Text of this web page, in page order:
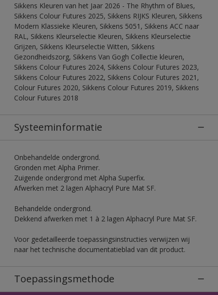
Sikkens Kleuren van het Jaar 2026 - The Rhythm of Blues,
Sikkens Colour Futures 2025, Sikkens RIJKS Kleuren, Sikkens
Modern Klassieke Kleuren, Sikkens 5051, Sikkens ACC naar
RAL, Sikkens Kleurselectie Kleuren, Sikkens Kleurselectie
Grijzen, Sikkens Kleurselectie Witten, Sikkens
Gezondheidszorg, Sikkens Van Gogh Collectie kleuren,
Sikkens Colour Futures 2024, Sikkens Colour Futures 2023,
Sikkens Colour Futures 2022, Sikkens Colour Futures 2021,
Colour Futures 2020, Sikkens Colour Futures 2019, Sikkens
Colour Futures 2018
Systeeminformatie
Onbehandelde ondergrond.
Gronden met Alpha Primer.
Zuigende ondergrond met Alpha Superfix.
Afwerken met 2 lagen Alphacryl Pure Mat SF.
Behandelde ondergrond.
Dekkend afwerken met 1 à 2 lagen Alphacryl Pure Mat SF.
Voor gedetailleerde toepassingsinstructies verwijzen wij
naar het technische documentatieblad van dit product.
Toepassingsmethode